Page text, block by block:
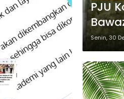
PJU
Moga
Senin, 30